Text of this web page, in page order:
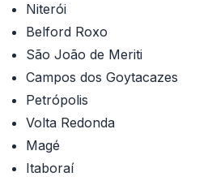
Niterói
Belford Roxo
São João de Meriti
Campos dos Goytacazes
Petrópolis
Volta Redonda
Magé
Itaboraí